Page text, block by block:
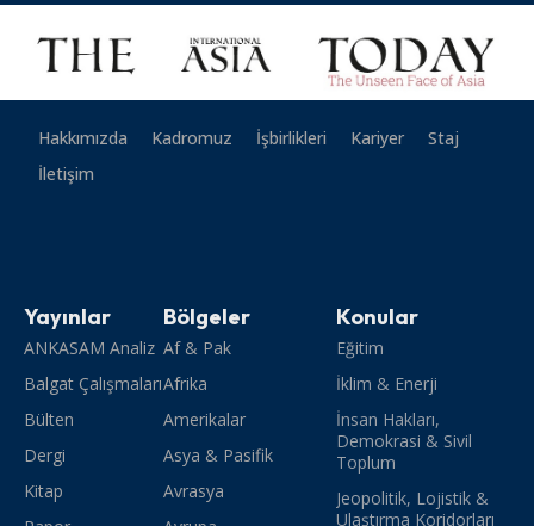
Hakkımızda Kadromuz İşbirlikleri Kariyer
Staj
İletişim
Yayınlar
ANKASAM Analiz
Balgat Çalışmaları
Bülten
Dergi
Kitap
Bölgeler
Af & Pak
Afrika
Amerikalar
Asya & Pasifik
Avrasya
Konular
Eğitim
İklim & Enerji
İnsan Hakları,
Demokrasi & Sivil
Toplum
Jeopolitik, Lojistik &
Ulaştırma Koridorları